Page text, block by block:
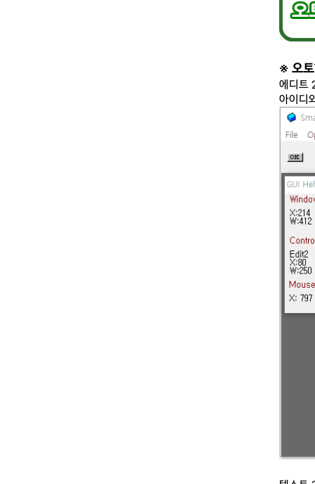
※ 오
에디트
아이디